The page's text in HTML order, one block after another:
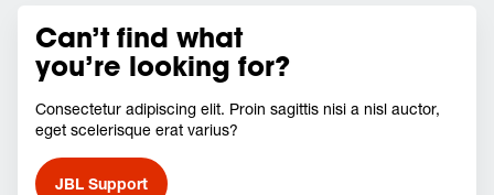
Can’t find what
you’re looking for?
Consectetur adipiscing elit. Proin sagittis nisi a nisl auctor,
eget scelerisque erat varius?
JBL Support